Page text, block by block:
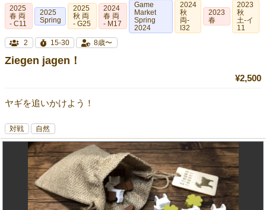
2025
春 両
- C11
2025
Spring
2025
秋 両
- G25
2024
春 両
- M17
Game
Market
Spring
2024
2024
秋
両-
I32
2023
春
2023
秋
土-イ
11
2
15-30 8歳〜
Ziegen jagen！
¥2,500
ヤギを追いかけよう！
対戦 自然